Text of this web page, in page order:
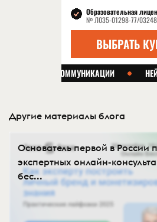
Другие материалы блога
Основатель первой в России
экспертных онлайн-
бес...